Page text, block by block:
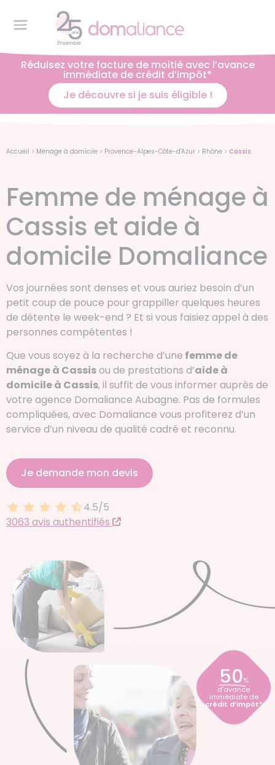
Réduisez votre facture de moitié avec l’avance
immédiate de crédit d’impôt*
Je découvre si je suis éligible !
Accueil > Ménage à domicile > Provence-Alpes-Côte-d'Azur > Rhône > Cassis
Femme de ménage à
Cassis et aide à
domicile Domaliance
Vos journées sont denses et vous auriez besoin d’un
petit coup de pouce pour grappiller quelques heures
de détente le week-end ? Et si vous faisiez appel à des
personnes compétentes !
Que vous soyez à la recherche d’une femme de
ménage à Cassisou de prestations d’aide à
domicile à Cassis, il suffit de vous informer auprès de
votre agence Domaliance Aubagne. Pas de formules
compliquées, avec Domaliance vous profiterez d’un
service d’un niveau de qualité cadré et reconnu.
Je demande mon devis
4.5 sur 5
4.5/5
3063 avis authentifiés
50%
d’avance
immédiate de
crédit d’impôt*